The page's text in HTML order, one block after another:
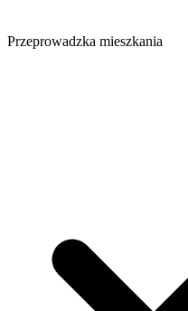
Przeprowadzka mieszkania